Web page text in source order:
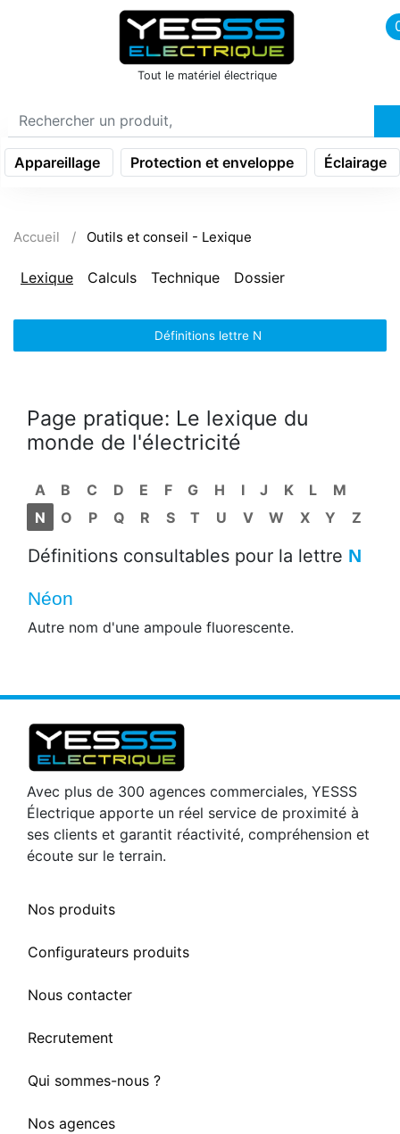
icon menu burger
Tout le matériel électrique
Appareillage Protection et enveloppe Éclairage
Accueil Outils et conseil - Lexique
Lexique Calculs Technique Dossier
Définitions lettre N
Page pratique: Le lexique du
monde de l'électricité
A B C D E F G H I J K L
M
N
O P Q R S T U V W X Y Z
Définitions consultables pour la lettre N
Néon
Autre nom d'une ampoule fluorescente.
Avec plus de 300 agences commerciales, YESSS
Électrique apporte un réel service de proximité à
ses clients et garantit réactivité, compréhension et
écoute sur le terrain.
Nos produits
Configurateurs produits
Nous contacter
Recrutement
Qui sommes-nous ?
Nos agences